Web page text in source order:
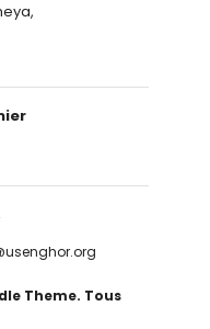
Theme. Tous